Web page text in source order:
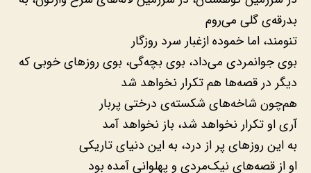
بدرقه‌ی گلی می‌روم
تنومند، اما خموده ازغبار سرد روزگار
بوی جوانمردی می‌داد، بوی بچه‌گی، بوی روزهای خوبی که
دیگر در قصه‌ها هم تکرار نخواهد شد
هم‌چون شاخه‌های شکسته‌ی درختی پربار
آری او تکرار نخواهد شد، باز نخواهد آمد
به این روزهای پر از درد، به این دنیای تاریکی
او از قصه‌های نیک‌مردی و پهلوانی آمده بود